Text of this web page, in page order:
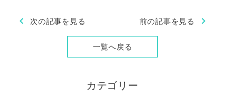
chevron_left 次の記事を見る 前の記事を見る chevron_right
一覧へ戻る
カテゴリー